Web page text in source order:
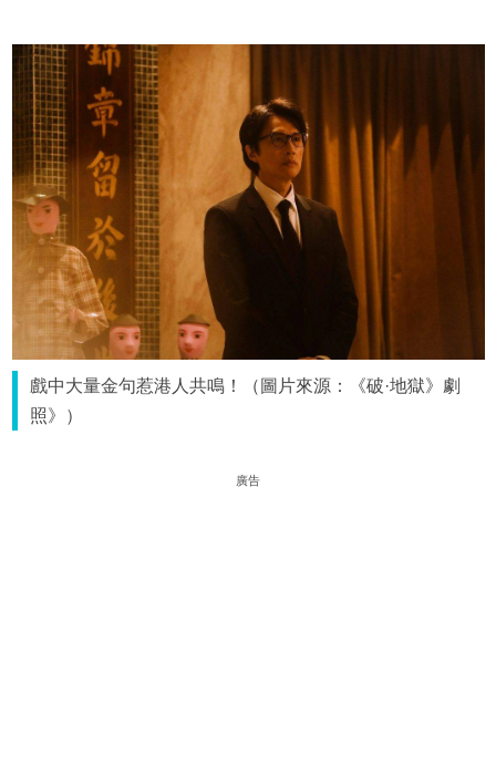
戲中大量金句惹港人共鳴！（圖片來源：《破·地獄》劇
照》）
廣告